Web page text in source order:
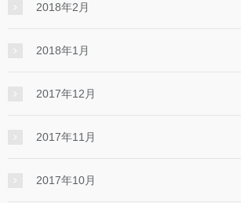
2018年2月
2018年1月
2017年12月
2017年11月
2017年10月